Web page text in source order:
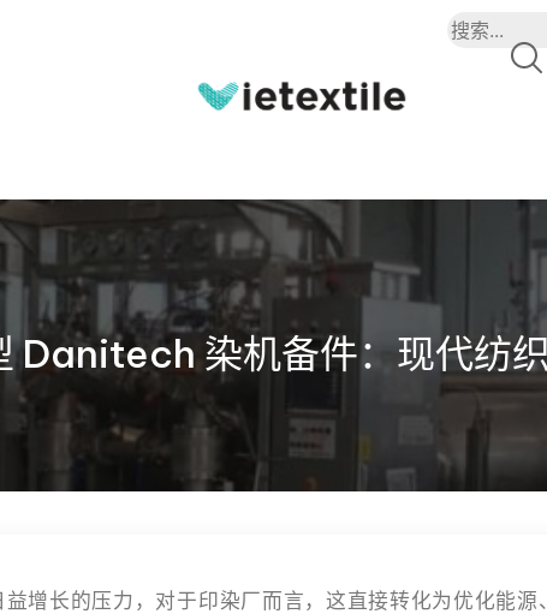
Danitech 染机备件：现代纺
增长的压力，对于印染厂而言，这直接转化为优化能源